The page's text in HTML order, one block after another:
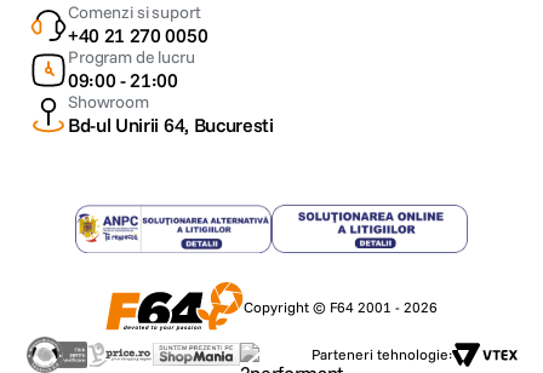
Comenzi si suport
+40 21 270 0050
Program de lucru
09:00 - 21:00
Showroom
Bd-ul Unirii 64, Bucuresti
Copyright © F64 2001 - 2026
Parteneri tehnologie: